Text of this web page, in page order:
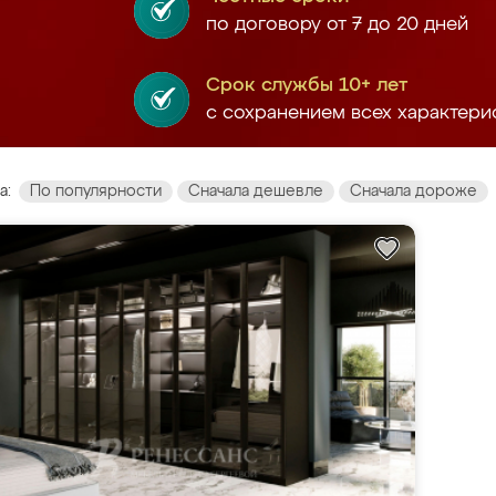
по договору от 7 до 20 дней
Срок службы 10+ лет
с сохранением всех
По популярности Сначала дешевле Сначала дороже